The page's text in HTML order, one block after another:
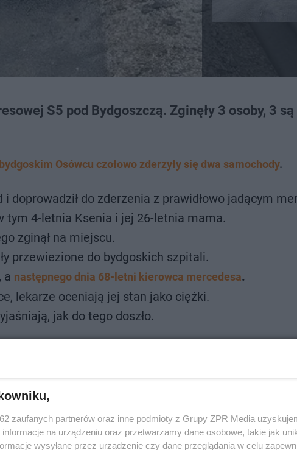
S5 pod Bydgoszczą. Zginęły 3 osoby, 3 są
Osówcu czołowo zderzyły się dwa samochody.
doprowadził do zderzenia z prawidłowo jadącym
tym 4-letnia Ksenia i jej 26-letnia mama.
zginął na miejscu.
przewiezione do bydgoskich szpitali.
a następnego dnia 68-letni kierowca mercedesa.
lekarze oceniają jej stan jako ciężki.
jak do tego doszło.
śnieżyca! Spadło kilkanaście centymetrów
drugiego nie przeżyła
zaufanych partnerów oraz inne podmioty z Grupy ZPR Media
na urządzeniu oraz przetwarzamy dane osobowe, takie jak
wysyłane przez urządzenie czy dane przeglądania w celu